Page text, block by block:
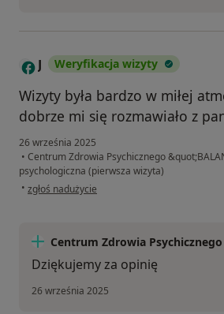
J Weryfikacja wizyty
Wizyty była bardzo w miłej
dobrze mi się rozmawiało z
26 września 2025
• Centrum Zdrowia Psychicznego
psychologiczna (pierwsza wizyta)
• w opinii użytkownika J
zgłoś nadużycie
Centrum Zdrowia Psychicznego
Dziękujemy za opinię
26 września 2025